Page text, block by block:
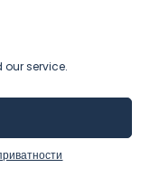
our service.